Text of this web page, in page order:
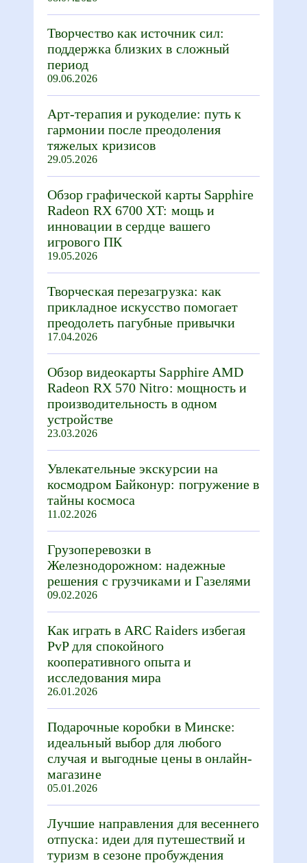
Творчество как источник сил:
поддержка близких в сложный
период
09.06.2026
Арт-терапия и рукоделие: путь к
гармонии после преодоления
тяжелых кризисов
29.05.2026
Обзор графической карты Sapphire
Radeon RX 6700 XT: мощь и
инновации в сердце вашего
игрового ПК
19.05.2026
Творческая перезагрузка: как
прикладное искусство помогает
преодолеть пагубные привычки
17.04.2026
Обзор видеокарты Sapphire AMD
Radeon RX 570 Nitro: мощность и
производительность в одном
устройстве
23.03.2026
Увлекательные экскурсии на
космодром Байконур: погружение в
тайны космоса
11.02.2026
Грузоперевозки в
Железнодорожном: надежные
решения с грузчиками и Газелями
09.02.2026
Как играть в ARC Raiders избегая
PvP для спокойного
кооперативного опыта и
исследования мира
26.01.2026
Подарочные коробки в Минске:
идеальный выбор для любого
случая и выгодные цены в онлайн-
магазине
05.01.2026
Лучшие направления для весеннего
отпуска: идеи для путешествий и
туризм в сезоне пробуждения